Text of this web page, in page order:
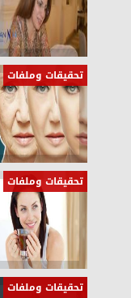
تحقيقات وملفات
تحقيقات وملفات
تحقيقات وملفات